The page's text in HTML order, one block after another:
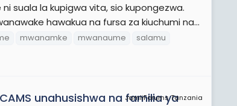
suala la kupigwa vita, sio kupongezwa.
hawakua na fursa za kiuchumi na...
mwanamke mwanaume
salamu
JamiiForums Tanzania
unahusishwa na familia ya